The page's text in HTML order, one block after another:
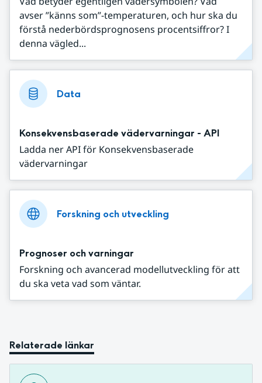
avser ”känns som”-temperaturen, och hur ska du
förstå nederbördsprognosens procentsiffror? I
denna vägled...
Data
Konsekvensbaserade vädervarningar - API
Ladda ner API för Konsekvensbaserade
vädervarningar
Forskning och utveckling
Prognoser och varningar
Forskning och avancerad modellutveckling för att
du ska veta vad som väntar.
Relaterade länkar